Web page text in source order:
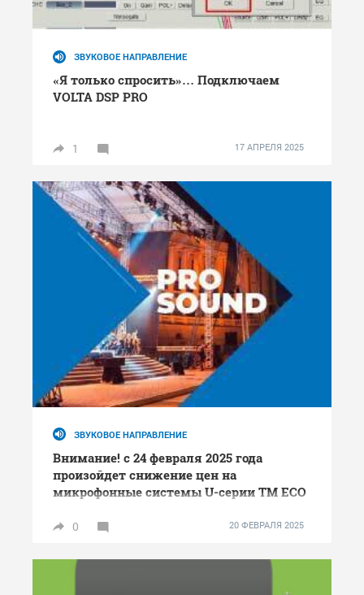
ЗВУКОВОЕ НАПРАВЛЕНИЕ
«Я только спросить»… Подключаем
VOLTA DSP PRO
1 17 АПРЕЛЯ 2025
ЗВУКОВОЕ НАПРАВЛЕНИЕ
Внимание! с 24 февраля 2025 года
произойдет снижение цен на
микрофонные системы U-серии ТМ ECO
0 20 ФЕВРАЛЯ 2025